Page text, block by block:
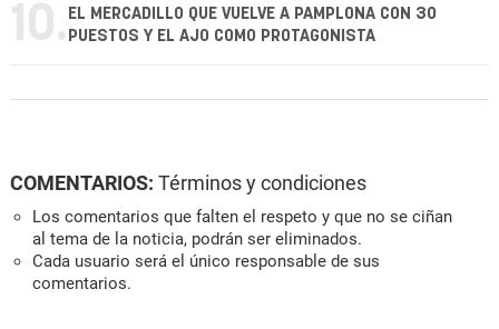
10. EL MERCADILLO QUE VUELVE A PAMPLONA CON 30
PUESTOS Y EL AJO COMO PROTAGONISTA
COMENTARIOS: Términos y condiciones
Los comentarios que falten el respeto y que no se ciñan
al tema de la noticia, podrán ser eliminados.
Cada usuario será el único responsable de sus
comentarios.